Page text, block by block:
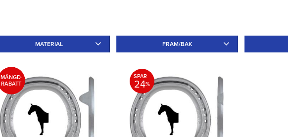
MATERIAL FRAM/BAK
MÄNGD-
RABATT
SPAR
24%